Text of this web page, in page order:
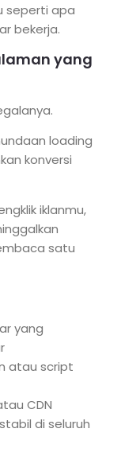
seperti apa
bekerja.
yang
loading
konversi
iklanmu,
satu
yang
atau script
CDN
di seluruh